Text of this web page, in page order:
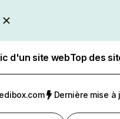
d'un site webTop des
Dernière mise à